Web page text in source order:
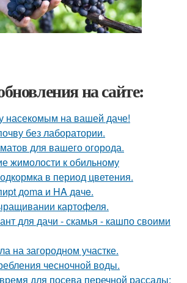
на сайте:
насекомым на вашей даче!
без лаборатории.
для вашего огорода.
жимолости к обильному
в период цветения.
дoma и HA дaчe.
картофеля.
для дачи - скамья - кашпо своими
на загородном участке.
чесночной воды.
для посева перечной рассады: